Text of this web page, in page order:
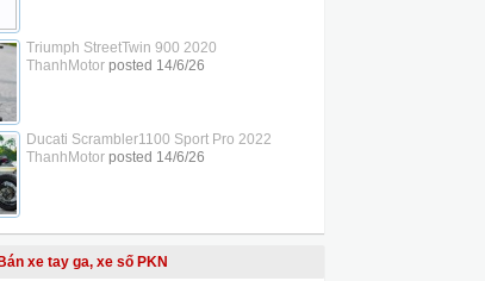
Triumph StreetTwin 900 2020
ThanhMotorposted 14/6/26
Ducati Scrambler1100 Sport Pro 2022
ThanhMotorposted 14/6/26
xe tay ga, xe số PKN